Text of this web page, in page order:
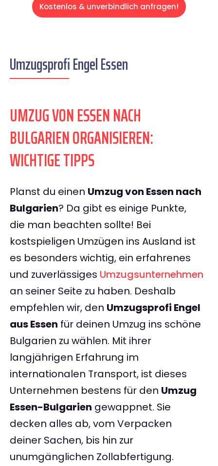
Kostenlos & unverbindlich anfragen!
Umzugsprofi Engel Essen
UMZUG VON ESSEN NACH
BULGARIEN ORGANISIEREN:
WICHTIGE TIPPS
Planst du einen Umzug von Essen nach
Bulgarien? Da gibt es einige Punkte,
die man beachten sollte! Bei
kostspieligen Umzügen ins Ausland ist
es besonders wichtig, ein erfahrenes
und zuverlässiges Umzugsunternehmen
an seiner Seite zu haben. Deshalb
empfehlen wir, den Umzugsprofi Engel
aus Essen für deinen Umzug ins schöne
Bulgarien zu wählen. Mit ihrer
langjährigen Erfahrung im
internationalen Transport, ist dieses
Unternehmen bestens für den Umzug
Essen-Bulgarien gewappnet. Sie
decken alles ab, vom Verpacken
deiner Sachen, bis hin zur
unumgänglichen Zollabfertigung.